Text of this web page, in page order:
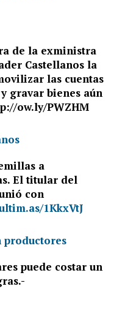
de la exministra
Castellanos la
las cuentas
gravar bienes aún
ow.ly/PWZHM
a
El titular del
con
1KkxVtJ
puede costar un